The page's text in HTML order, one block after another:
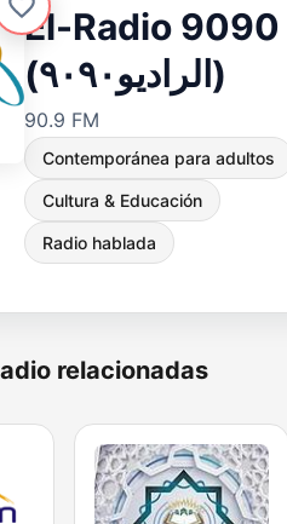
El-Radio‎ 9090
(الراديو٩٠٩٠)
90.9 FM
Contemporánea para adultos
Cultura & Educación
Radio hablada
relacionadas